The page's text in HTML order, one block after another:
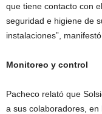
que tiene contacto con
seguridad e higiene de
instalaciones”,
Monitoreo y control
Pacheco relató que
a sus colaboradores,